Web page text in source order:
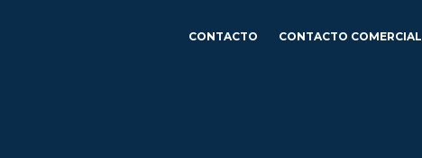
CONTACTO CONTACTO COMERCIAL